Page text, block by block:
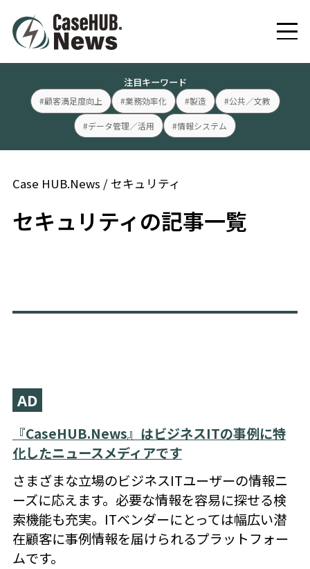
注目キーワード
#顧客満足度向上 #業務効率化 #製造 #公共／文教
#データ管理／活用 #情報システム
Case HUB.News / セキュリティ
セキュリティの記事一覧
AD
『CaseHUB.News』はビジネスITの事例に特
化したニュースメディアです
さまざまな立場のビジネスITユーザーの情報ニ
ーズに応えます。必要な情報を容易に探せる検
索機能も充実。ITベンダーにとっては幅広い潜
在顧客に事例情報を届けられるプラットフォー
ムです。